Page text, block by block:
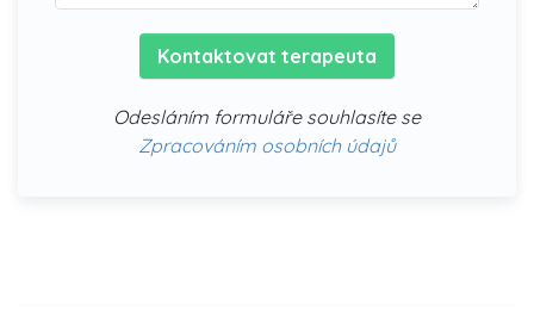
Kontaktovat terapeuta
Odesláním formuláře souhlasíte se
Zpracováním osobních údajů